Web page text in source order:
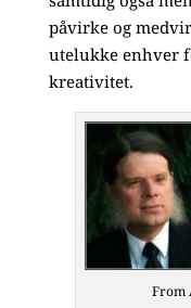
påvirke og
utelukke enhver
kreativitet.
From